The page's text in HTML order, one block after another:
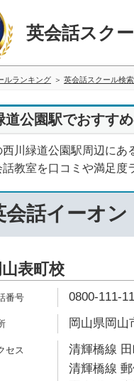
英会話スク
ルランキング 英会話スクール検
道公園駅でおすす
西川緑道公園駅周辺にあ
教室を口コミや満足度
会話イーオン
山表町校
0800-111-
岡山県岡山
清輝橋線
清輝橋線